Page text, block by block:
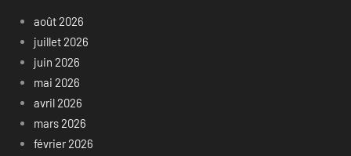
août 2026
juillet 2026
juin 2026
mai 2026
avril 2026
mars 2026
février 2026